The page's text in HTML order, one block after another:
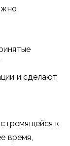
и сделают
к
время,